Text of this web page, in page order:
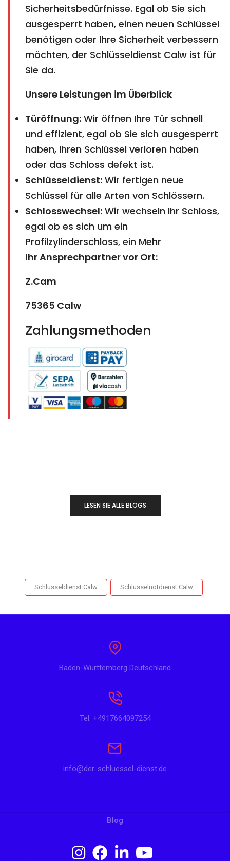
Sicherheitsbedürfnisse. Egal ob Sie sich
ausgesperrt haben, einen neuen Schlüssel
benötigen oder Ihre Sicherheit verbessern
möchten, der Schlüsseldienst Calw ist für
Sie da.
Unsere Leistungen im Überblick
Türöffnung: Wir öffnen Ihre Tür schnell
und effizient, egal ob Sie sich ausgesperrt
haben, Ihren Schlüssel verloren haben
oder das Schloss defekt ist.
Schlüsseldienst: Wir fertigen neue
Schlüssel für alle Arten von Schlössern.
Schlosswechsel: Wir wechseln Ihr Schloss,
egal ob es sich um ein
Profilzylinderschloss, ein Mehr
Ihr Ansprechpartner vor Ort:
Z.Cam
75365 Calw​​​​​​​
Zahlungsmethoden
LESEN SIE ALLE BLOGS
Schlüsseldienst Calw Schlüsselnotdienst Calw
Baden-Württemberg Deutschland
Tel: +4917664097254
info@der-schluessel-dienst.de
Blog